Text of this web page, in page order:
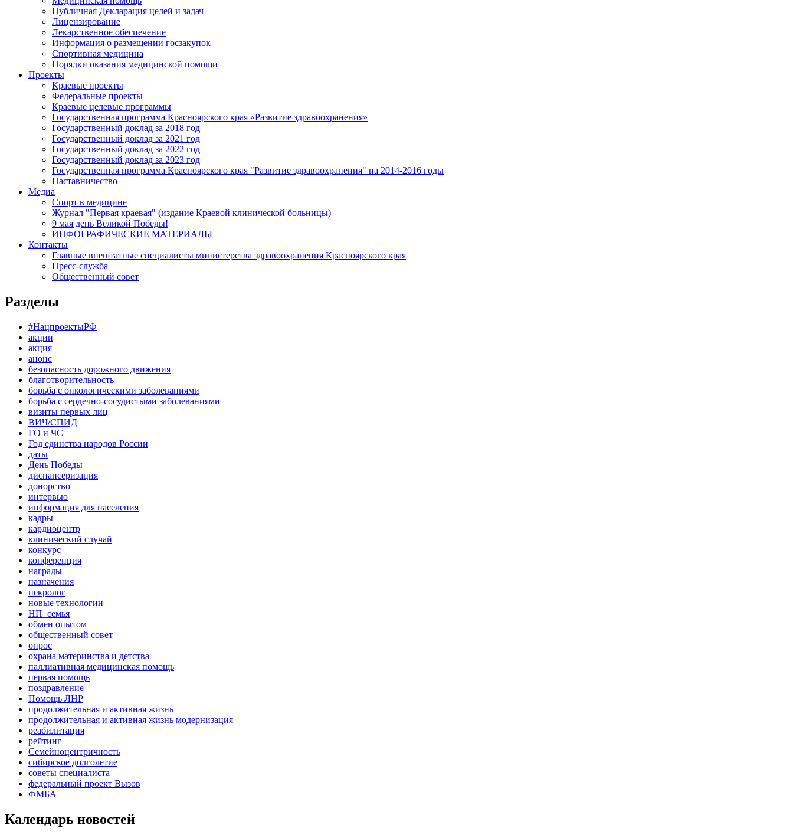
Публичная Декларация целей и задач
Лицензирование
Лекарственное обеспечение
Информация о размещении госзакупок
Спортивная медицина
Порядки оказания медицинской помощи
Проекты
Краевые проекты
Федеральные проекты
Краевые целевые программы
Государственная программа Красноярского края «Развитие здравоохранения»
Государственный доклад за 2018 год
Государственный доклад за 2021 год
Государственный доклад за 2022 год
Государственный доклад за 2023 год
Государственная программа Красноярского края "Развитие здравоохранения" на 2014-2016 годы
Наставничество
Медиа
Спорт в медицине
Журнал "Первая краевая" (издание Краевой клинической больницы)
9 мая день Великой Победы!
ИНФОГРАФИЧЕСКИЕ МАТЕРИАЛЫ
Контакты
Главные внештатные специалисты министерства здравоохранения Красноярского края
Пресс-служба
Общественный совет
Разделы
#НацпроектыРФ
акции
акция
анонс
безопасность дорожного движения
благотворительность
борьба с онкологическими заболеваниями
борьба с сердечно-сосудистыми заболеваниями
визиты первых лиц
ВИЧ/СПИД
ГО и ЧС
Год единства народов России
даты
День Победы
диспансеризация
донорство
интервью
информация для населения
кадры
кардиоцентр
клинический случай
конкурс
конференция
награды
назначения
некролог
новые технологии
НП_семья
обмен опытом
общественный совет
опрос
охрана материнства и детства
паллиативная медицинская помощь
первая помощь
поздравление
Помощь ЛНР
продолжительная и активная жизнь
продолжительная и активная жизнь модернизация
реабилитация
рейтинг
Семейноцентричность
сибирское долголетие
советы специалиста
федеральный проект Вызов
ФМБА
Календарь новостей